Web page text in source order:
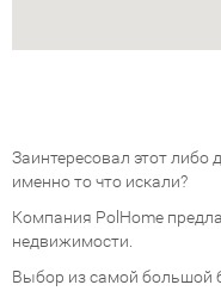
Заинтересовал этот либо
именно то что искали?
Компания PolHome
недвижимости.
Выбор из самой большой